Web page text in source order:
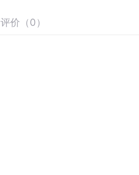
评价 （0 ）